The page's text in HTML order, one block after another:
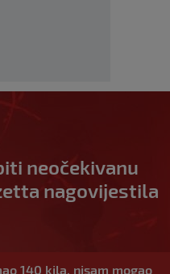
neočekivanu
nagovijestila
140 kila, nisam mogao